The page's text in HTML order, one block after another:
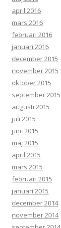
april 2016
mars 2016
februari 2016
januari 2016
december 2015
november 2015
oktober 2015
september 2015
augusti 2015
juli 2015
juni 2015
maj 2015
april 2015
mars 2015
februari 2015
januari 2015
december 2014
november 2014